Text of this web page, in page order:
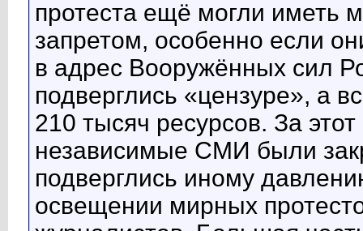
протеста ещё могли иметь
запретом, особенно если
в адрес Вооружённых сил
подверглись «цензуре», а
210 тысяч ресурсов. За
независимые СМИ были
подверглись иному
освещении мирных